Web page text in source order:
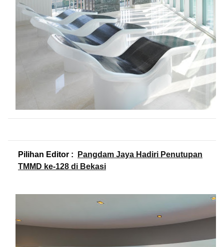
Pilihan Editor :
Pangdam Jaya Hadiri Penutupan
TMMD ke-128 di Bekasi